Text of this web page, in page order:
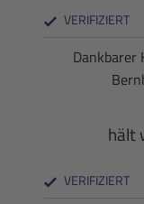
VERIFIZIERT
Dankbarer
hält
VERIFIZIERT